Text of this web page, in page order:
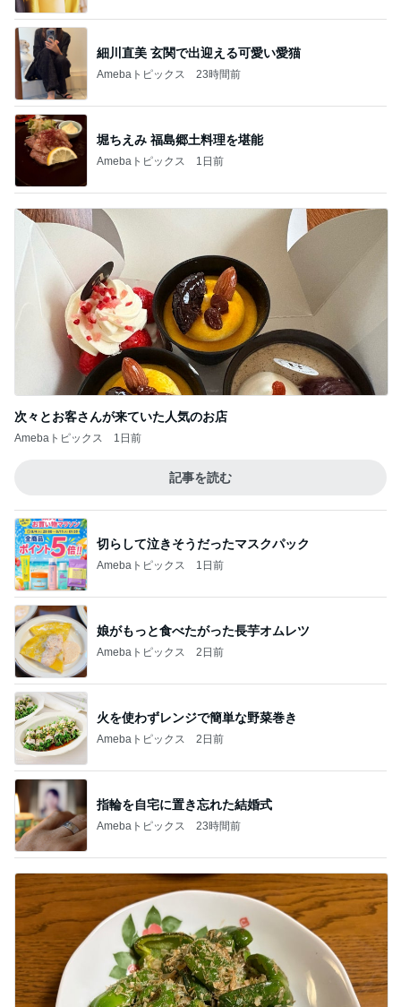
細川直美 玄関で出迎える可愛い愛猫
Amebaトピックス 23時間前
堀ちえみ 福島郷土料理を堪能
Amebaトピックス 1日前
次々とお客さんが来ていた人気のお店
Amebaトピックス 1日前
記事を読む
切らして泣きそうだったマスクパック
Amebaトピックス 1日前
娘がもっと食べたがった長芋オムレツ
Amebaトピックス 2日前
火を使わずレンジで簡単な野菜巻き
Amebaトピックス 2日前
指輪を自宅に置き忘れた結婚式
Amebaトピックス 23時間前